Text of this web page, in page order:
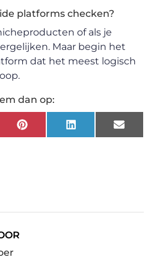
platforms checken?
of als je
Maar begin het
dat het meest logisch
dan op:
PinterestLinkedIn Email